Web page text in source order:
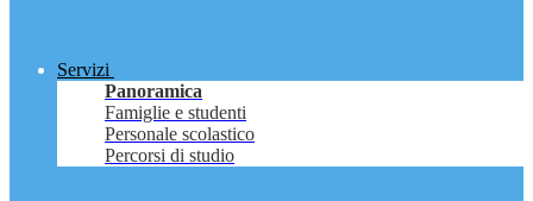
Servizi
Panoramica
Famiglie e studenti
Personale scolastico
Percorsi di studio